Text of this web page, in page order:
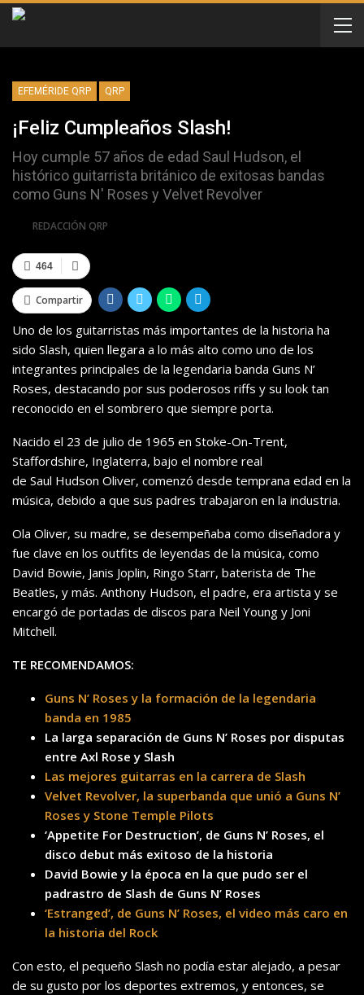
EFEMÉRIDE QRP QRP
¡Feliz Cumpleaños Slash!
Hoy cumple 57 años de edad Saul Hudson, el
histórico guitarrista británico de exitosas bandas
como Guns N' Roses y Velvet Revolver
REDACCIÓN QRP
464
Compartir
Uno de los guitarristas más importantes de la historia ha
sido Slash, quien llegara a lo más alto como uno de los
integrantes principales de la legendaria banda Guns N’
Roses, destacando por sus poderosos riffs y su look tan
reconocido en el sombrero que siempre porta.
Nacido el 23 de julio de 1965 en Stoke-On-Trent,
Staffordshire, Inglaterra, bajo el nombre real
de Saul Hudson Oliver, comenzó desde temprana edad en la
música, debido a que sus padres trabajaron en la industria.
Ola Oliver, su madre, se desempeñaba como diseñadora y
fue clave en los outfits de leyendas de la música, como
David Bowie, Janis Joplin, Ringo Starr, baterista de The
Beatles, y más. Anthony Hudson, el padre, era artista y se
encargó de portadas de discos para Neil Young y Joni
Mitchell.
TE RECOMENDAMOS:
Guns N’ Roses y la formación de la legendaria
banda en 1985
La larga separación de Guns N’ Roses por disputas
entre Axl Rose y Slash
Las mejores guitarras en la carrera de Slash
Velvet Revolver, la superbanda que unió a Guns N’
Roses y Stone Temple Pilots
‘Appetite For Destruction’, de Guns N’ Roses, el
disco debut más exitoso de la historia
David Bowie y la época en la que pudo ser el
padrastro de Slash de Guns N’ Roses
‘Estranged’, de Guns N’ Roses, el video más caro en
la historia del Rock
Con esto, el pequeño Slash no podía estar alejado, a pesar
de su gusto por los deportes extremos, y entonces, se